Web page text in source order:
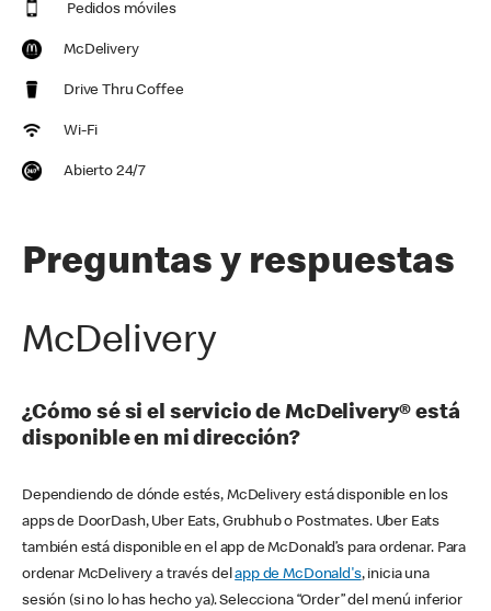
Pedidos móviles
McDelivery
Drive Thru Coffee
Wi-Fi
Abierto 24/7
Preguntas y respuestas
McDelivery
¿Cómo sé si el servicio de McDelivery® está
disponible en mi dirección?
Dependiendo de dónde estés, McDelivery está disponible en los
apps de DoorDash, Uber Eats, Grubhub o Postmates. Uber Eats
también está disponible en el app de McDonald’s para ordenar. Para
ordenar McDelivery a través delapp de McDonald's, inicia una
sesión (si no lo has hecho ya). Selecciona “Order” del menú inferior